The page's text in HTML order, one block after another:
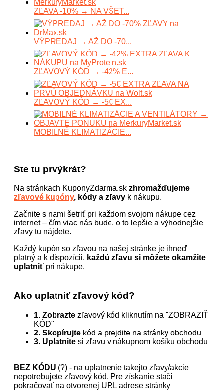
ZĽAVA -10% → NA VŠET...
VÝPREDAJ → AŽ DO -70...
ZĽAVOVÝ KÓD → -42% E...
ZĽAVOVÝ KÓD → -5€ EX...
MOBILNÉ KLIMATIZÁCIE...
Ste tu prvýkrát?
Na stránkach KuponyZdarma.sk zhromažďujeme
zľavové kupóny, kódy a zľavy k nákupu.
Začnite s nami šetriť pri každom svojom nákupe cez
internet – čím viac nás bude, o to lepšie a výhodnejšie
zľavy tu nájdete.
Každý kupón so zľavou na našej stránke je ihneď
platný a k dispozícii, každú zľavu si môžete okamžite
uplatniť pri nákupe.
Ako uplatniť zľavový kód?
1. Zobrazte zľavový kód kliknutím na "ZOBRAZIŤ
KÓD"
2. Skopírujte kód a prejdite na stránky obchodu
3. Uplatnite si zľavu v nákupnom košíku obchodu
BEZ KÓDU (?) - na uplatnenie takejto zľavy/akcie
nepotrebujete zľavový kód. Pre získanie stačí
pokračovať na otvorenej URL adrese stránky